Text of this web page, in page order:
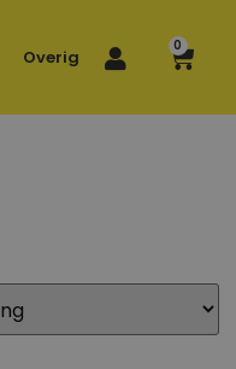
Overig
0